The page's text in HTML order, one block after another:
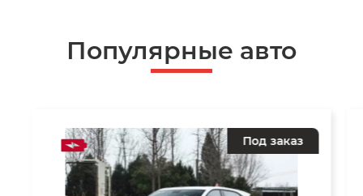
Популярные авто
Под заказ